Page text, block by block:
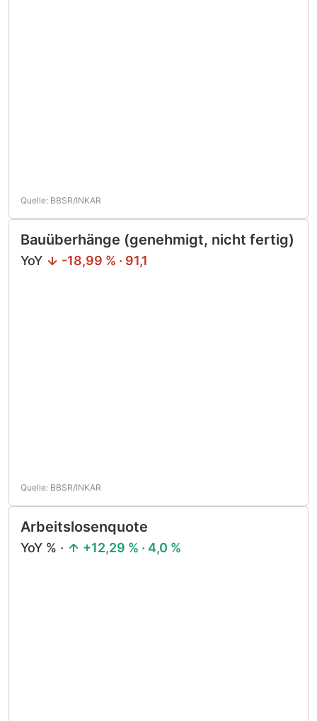
Quelle: BBSR/INKAR
Bauüberhänge (genehmigt, nicht fertig)
YoY -18,99 % · 91,1
Quelle: BBSR/INKAR
Arbeitslosenquote
YoY % · +12,29 % · 4,0 %